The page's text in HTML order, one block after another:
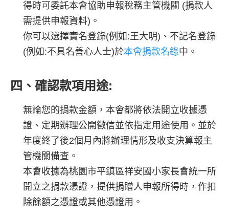
得時可委託本會協助申報稅務主管機關 (捐款人
需提供申報資料)。
你可以選擇實名登錄(例如:王大明)、 不記名登錄
(例如:不具名善心人士)於本會捐款名錄中。
四、確認款項用途:
無論您的捐款金額，本會都將依法開立收據憑
證、定期辦理公開徵信並依指定用途使用。並於
年度終了後2個月內將辦理情形及收支決算報主
管機關備查。
本會收據為桃園市平鎮區祥安國小家長會統一所
開立之捐款憑證，提供捐贈人申報所得時，作扣
除餘額之憑證或其他憑證用。